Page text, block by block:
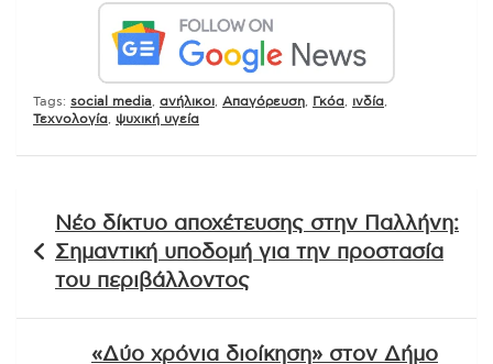
Tags: social media ανήλικοι Απαγόρευση Γκόα ινδία
Τεχνολογία
ψυχική υγεία
άρθρων
Νέο δίκτυο αποχέτευσης στην Παλλήνη:
Σημαντική υποδομή για την προστασία
του περιβάλλοντος
«Δύο χρόνια διοίκηση» στον Δήμο